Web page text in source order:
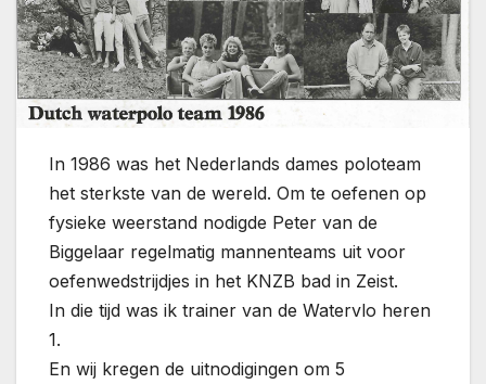
In 1986 was het Nederlands dames poloteam
het sterkste van de wereld. Om te oefenen op
fysieke weerstand nodigde Peter van de
Biggelaar regelmatig mannenteams uit voor
oefenwedstrijdjes in het KNZB bad in Zeist.
In die tijd was ik trainer van de Watervlo heren
1.
En wij kregen de uitnodigingen om 5